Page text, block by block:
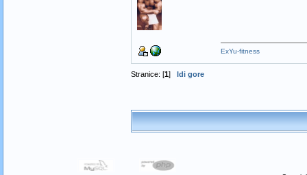
ExYu-fitness
Stranice: [1] Idi gore